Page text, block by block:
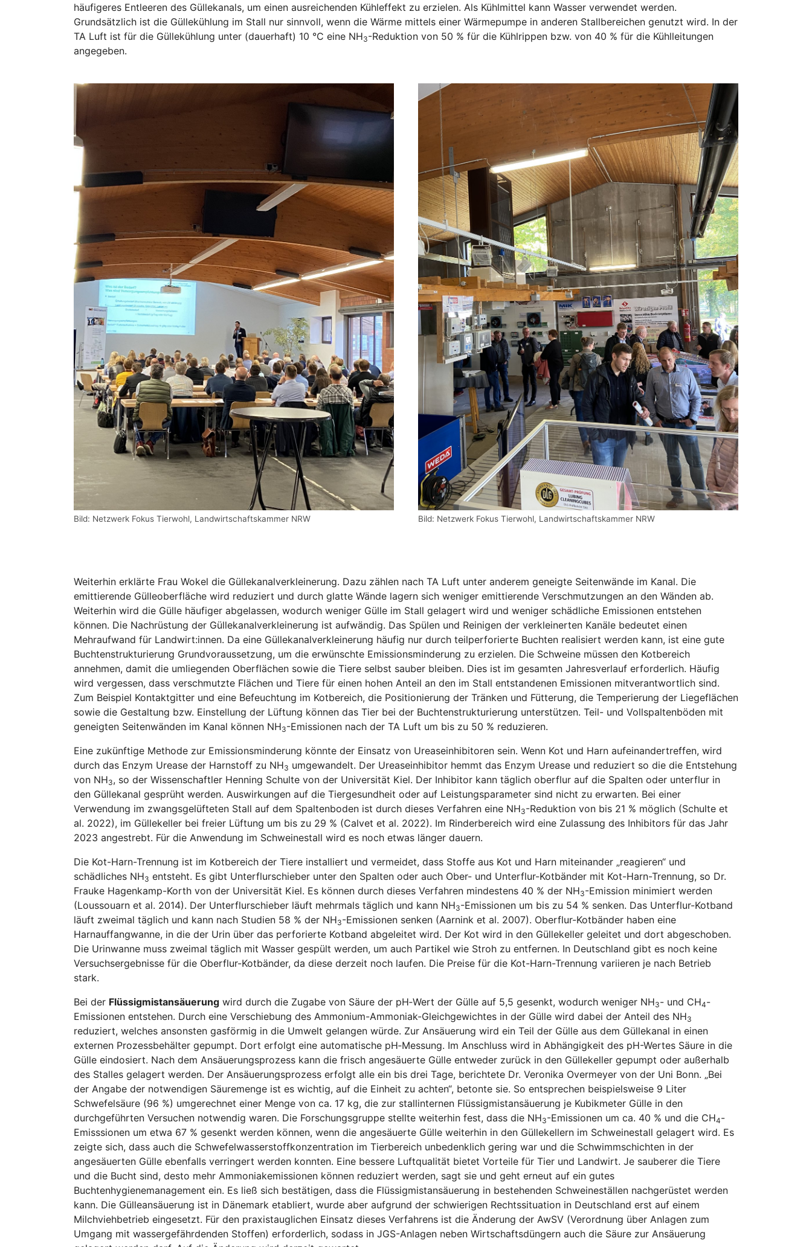
häufigeres Entleeren des Güllekanals, um einen ausreichenden Kühleffekt zu erzielen. Als Kühlmittel kann Wasser verwendet werden.
Grundsätzlich ist die Güllekühlung im Stall nur sinnvoll, wenn die Wärme mittels einer Wärmepumpe in anderen Stallbereichen genutzt wird. In der
TA Luft ist für die Güllekühlung unter (dauerhaft) 10 °C eine NH3-Reduktion von 50 % für die Kühlrippen bzw. von 40 % für die Kühlleitungen
angegeben.
Bild: Netzwerk Fokus Tierwohl, Landwirtschaftskammer NRW Bild: Netzwerk Fokus Tierwohl, Landwirtschaftskammer NRW
Weiterhin erklärte Frau Wokel die Güllekanalverkleinerung. Dazu zählen nach TA Luft unter anderem geneigte Seitenwände im Kanal. Die
emittierende Gülleoberfläche wird reduziert und durch glatte Wände lagern sich weniger emittierende Verschmutzungen an den Wänden ab.
Weiterhin wird die Gülle häufiger abgelassen, wodurch weniger Gülle im Stall gelagert wird und weniger schädliche Emissionen entstehen
können. Die Nachrüstung der Güllekanalverkleinerung ist aufwändig. Das Spülen und Reinigen der verkleinerten Kanäle bedeutet einen
Mehraufwand für Landwirt:innen. Da eine Güllekanalverkleinerung häufig nur durch teilperforierte Buchten realisiert werden kann, ist eine gute
Buchtenstrukturierung Grundvoraussetzung, um die erwünschte Emissionsminderung zu erzielen. Die Schweine müssen den Kotbereich
annehmen, damit die umliegenden Oberflächen sowie die Tiere selbst sauber bleiben. Dies ist im gesamten Jahresverlauf erforderlich. Häufig
wird vergessen, dass verschmutzte Flächen und Tiere für einen hohen Anteil an den im Stall entstandenen Emissionen mitverantwortlich sind.
Zum Beispiel Kontaktgitter und eine Befeuchtung im Kotbereich, die Positionierung der Tränken und Fütterung, die Temperierung der Liegeflächen
sowie die Gestaltung bzw. Einstellung der Lüftung können das Tier bei der Buchtenstrukturierung unterstützen. Teil- und Vollspaltenböden mit
geneigten Seitenwänden im Kanal können NH3-Emissionen nach der TA Luft um bis zu 50 % reduzieren.
Eine zukünftige Methode zur Emissionsminderung könnte der Einsatz von Ureaseinhibitoren sein. Wenn Kot und Harn aufeinandertreffen, wird
durch das Enzym Urease der Harnstoff zu NH3 umgewandelt. Der Ureaseinhibitor hemmt das Enzym Urease und reduziert so die die Entstehung
von NH3, so der Wissenschaftler Henning Schulte von der Universität Kiel. Der Inhibitor kann täglich oberflur auf die Spalten oder unterflur in
den Güllekanal gesprüht werden. Auswirkungen auf die Tiergesundheit oder auf Leistungsparameter sind nicht zu erwarten. Bei einer
Verwendung im zwangsgelüfteten Stall auf dem Spaltenboden ist durch dieses Verfahren eine NH3-Reduktion von bis 21 % möglich (Schulte et
al. 2022), im Güllekeller bei freier Lüftung um bis zu 29 % (Calvet et al. 2022). Im Rinderbereich wird eine Zulassung des Inhibitors für das Jahr
2023 angestrebt. Für die Anwendung im Schweinestall wird es noch etwas länger dauern.
Die Kot-Harn-Trennung ist im Kotbereich der Tiere installiert und vermeidet, dass Stoffe aus Kot und Harn miteinander „reagieren“ und
schädliches NH3 entsteht. Es gibt Unterflurschieber unter den Spalten oder auch Ober- und Unterflur-Kotbänder mit Kot-Harn-Trennung, so Dr.
Frauke Hagenkamp-Korth von der Universität Kiel. Es können durch dieses Verfahren mindestens 40 % der NH3-Emission minimiert werden
(Loussouarn et al. 2014). Der Unterflurschieber läuft mehrmals täglich und kann NH3-Emissionen um bis zu 54 % senken. Das Unterflur-Kotband
läuft zweimal täglich und kann nach Studien 58 % der NH3-Emissionen senken (Aarnink et al. 2007). Oberflur-Kotbänder haben eine
Harnauffangwanne, in die der Urin über das perforierte Kotband abgeleitet wird. Der Kot wird in den Güllekeller geleitet und dort abgeschoben.
Die Urinwanne muss zweimal täglich mit Wasser gespült werden, um auch Partikel wie Stroh zu entfernen. In Deutschland gibt es noch keine
Versuchsergebnisse für die Oberflur-Kotbänder, da diese derzeit noch laufen. Die Preise für die Kot-Harn-Trennung variieren je nach Betrieb
stark.
Bei der Flüssigmistansäuerung wird durch die Zugabe von Säure der pH‑Wert der Gülle auf 5,5 gesenkt, wodurch weniger NH3- und CH4-
Emissionen entstehen. Durch eine Verschiebung des Ammonium-Ammoniak-Gleichgewichtes in der Gülle wird dabei der Anteil des NH3
reduziert, welches ansonsten gasförmig in die Umwelt gelangen würde. Zur Ansäuerung wird ein Teil der Gülle aus dem Güllekanal in einen
externen Prozessbehälter gepumpt. Dort erfolgt eine automatische pH‑Messung. Im Anschluss wird in Abhängigkeit des pH-Wertes Säure in die
Gülle eindosiert. Nach dem Ansäuerungsprozess kann die frisch angesäuerte Gülle entweder zurück in den Güllekeller gepumpt oder außerhalb
des Stalles gelagert werden. Der Ansäuerungsprozess erfolgt alle ein bis drei Tage, berichtete Dr. Veronika Overmeyer von der Uni Bonn. „Bei
der Angabe der notwendigen Säuremenge ist es wichtig, auf die Einheit zu achten“, betonte sie. So entsprechen beispielsweise 9 Liter
Schwefelsäure (96 %) umgerechnet einer Menge von ca. 17 kg, die zur stallinternen Flüssigmistansäuerung je Kubikmeter Gülle in den
durchgeführten Versuchen notwendig waren. Die Forschungsgruppe stellte weiterhin fest, dass die NH3-Emissionen um ca. 40 % und die CH4-
Emisssionen um etwa 67 % gesenkt werden können, wenn die angesäuerte Gülle weiterhin in den Güllekellern im Schweinestall gelagert wird. Es
zeigte sich, dass auch die Schwefelwasserstoffkonzentration im Tierbereich unbedenklich gering war und die Schwimmschichten in der
angesäuerten Gülle ebenfalls verringert werden konnten. Eine bessere Luftqualität bietet Vorteile für Tier und Landwirt. Je sauberer die Tiere
und die Bucht sind, desto mehr Ammoniakemissionen können reduziert werden, sagt sie und geht erneut auf ein gutes
Buchtenhygienemanagement ein. Es ließ sich bestätigen, dass die Flüssigmistansäuerung in bestehenden Schweineställen nachgerüstet werden
kann. Die Gülleansäuerung ist in Dänemark etabliert, wurde aber aufgrund der schwierigen Rechtssituation in Deutschland erst auf einem
Milchviehbetrieb eingesetzt. Für den praxistauglichen Einsatz dieses Verfahrens ist die Änderung der AwSV (Verordnung über Anlagen zum
Umgang mit wassergefährdenden Stoffen) erforderlich, sodass in JGS-Anlagen neben Wirtschaftsdüngern auch die Säure zur Ansäuerung